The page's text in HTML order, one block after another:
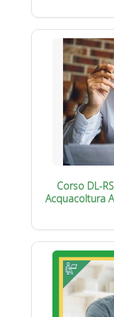
Corso DL-
Acquacoltura